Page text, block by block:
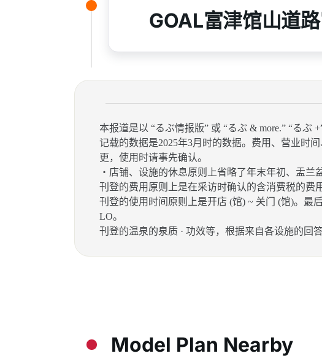
GOAL富津馆山道
本报道是以 “るぶ情报版” 或 “るぶ & more.” “るぶ
记载的数据是2025年3月时的数据。费用、营业时
更，使用时请事先确认。
・店铺、设施的休息原则上省略了年末年初、盂兰
刊登的费用原则上是在采访时确认的含消费税的费
刊登的使用时间原则上是开店 (馆) ~ 关门 (馆)。最
LO。
刊登的温泉的泉质 · 功效等，根据来自各设施的回
Model Plan Nearby